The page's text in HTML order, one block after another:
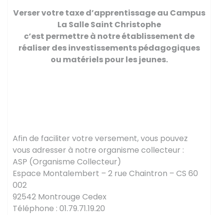
Verser votre taxe d’apprentissage au Campus
La Salle Saint Christophe
c’est permettre à notre établissement de
réaliser des investissements pédagogiques
ou matériels pour les jeunes.
Afin de faciliter votre versement, vous pouvez
vous adresser à notre organisme collecteur :
ASP (Organisme Collecteur)
Espace Montalembert – 2 rue Chaintron – CS 60
002
92542 Montrouge Cedex
Téléphone : 01.79.71.19.20